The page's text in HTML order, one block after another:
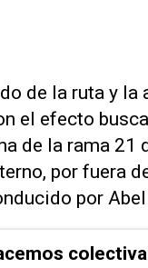
de la ruta y la
el efecto
de la rama 21
por fuera
por Abel